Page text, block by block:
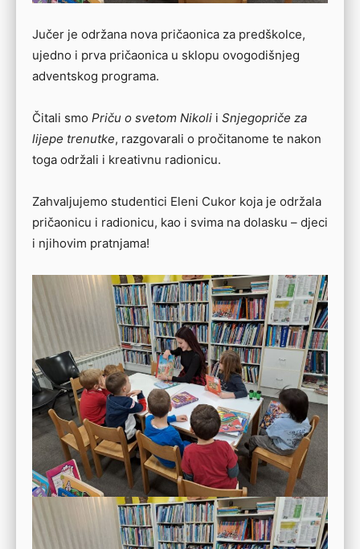
Jučer je održana nova pričaonica za predškolce,
ujedno i prva pričaonica u sklopu ovogodišnjeg
adventskog programa.
Čitali smo Priču o svetom Nikoli i Snjegopriče za
lijepe trenutke, razgovarali o pročitanome te nakon
toga održali i kreativnu radionicu.
Zahvaljujemo studentici Eleni Cukor koja je održala
pričaonicu i radionicu, kao i svima na dolasku – djeci
i njihovim pratnjama!